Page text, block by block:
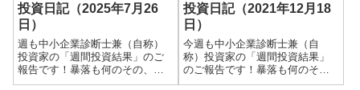
投資日記（2025年7月26
日）
週も中小企業診断士兼（自称）
投資家の「週間投資結果」のご
報告です！暴落も何のその、
細々やっている投資結果を皆さ
投資日記（2021年12月18
日）
今週も中小企業診断士兼（自
称）投資家の「週間投資結果」
のご報告です！暴落も何のそ
の、細々やっている投資結果を